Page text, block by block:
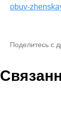
obuv-
Поделитесь с